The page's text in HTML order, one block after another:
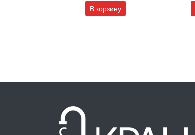
В корзину